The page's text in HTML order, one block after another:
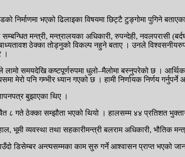
निर्माणमा भएको ढिलाइका विषयमा छिट्टै टुङ्गोमा पुगिने
मन्त्री, मन्त्रालयका अधिकारी, रुपन्देही, नवलपरासी
ठेक्का तोड्नुको विकल्प नहुने बताए । उनले
।
लामो समयदेखि कष्टपूर्णरुपमा धुलो–मैलोमा बस्नुपरेको छ ।
पनि गम्भीर ध्यान गएको छ । हामी निर्णायक निर्णय गर्नुपर्ने
बुझाएका थिए ।
८ गते ठेक्का सम्झौता भएको थियो । हालसम्म ४४ प्रतिशत
भूमी व्यवस्था तथा सहकारीमन्त्री बलराम अधिकारी, भौतिक
डिसेम्बर अन्त्यसम्मका काम सुरु गर्ने आश्वासन प्राप्त भएको